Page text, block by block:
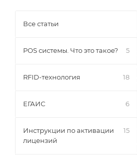
Все статьи
POS системы. Что это такое? 5
RFID-технология 18
ЕГАИС 6
Инструкции по активации
лицензий
15